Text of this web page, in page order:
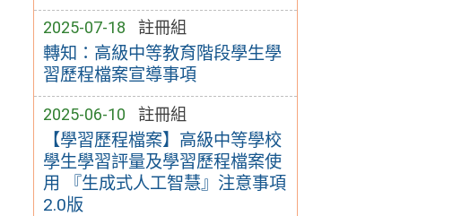
2025-07-18 註冊組
轉知：高級中等教育階段學生學
習歷程檔案宣導事項
2025-06-10 註冊組
【學習歷程檔案】高級中等學校
學生學習評量及學習歷程檔案使
用 『生成式人工智慧』注意事項
2.0版